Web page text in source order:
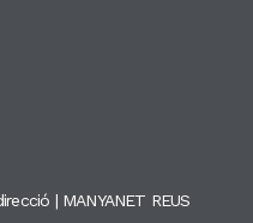
| MANYANET REUS